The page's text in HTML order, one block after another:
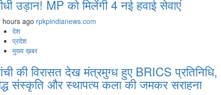
उड़ान! MP को मिलेंगी 4 नई हवाई सेवाएं
hours ago rpkpindianews.com
देश
प्रदेश
मुख्य ख़बर
की विरासत देख मंत्रमुग्ध हुए BRICS प्रतिनिधि,
संस्कृति और स्थापत्य कला की जमकर सराहना